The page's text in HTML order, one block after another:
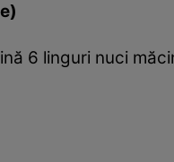
6 linguri nuci